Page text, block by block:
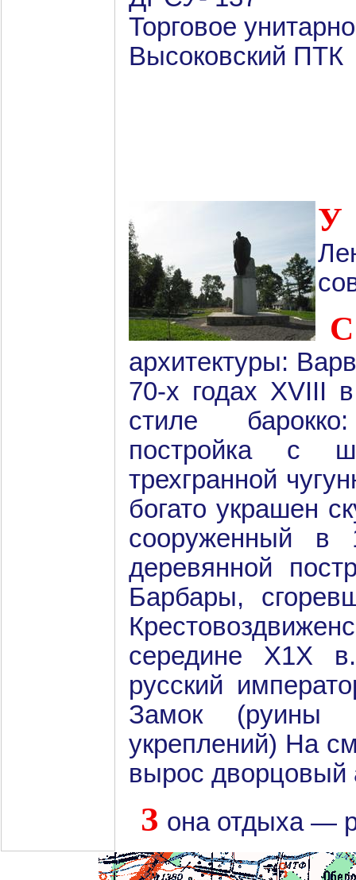
Торговое
Высоковский ПТК
архитектуры:
70-х годах XVIII
стиле
постройка с
трехгранной
богато украшен
сооруженный в
деревянной
Барбары,
середине Х1Х
русский
Замок (руины
укреплений) На
вырос дворцовый
З она отдыха —